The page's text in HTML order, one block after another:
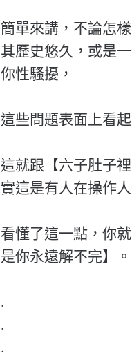
簡單來講，不論怎
其歷史悠久，或是
你性騷擾，
這些問題表面上看
這就跟【六子肚子
實這是有人在操作
看懂了這一點，你
是你永遠解不完】。
.
.
.